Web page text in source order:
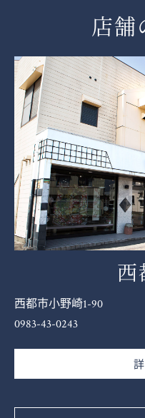
店舗
西
西都市小野崎1-90
0983-43-0243